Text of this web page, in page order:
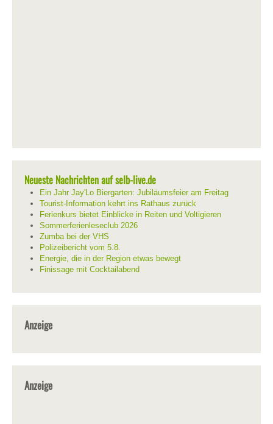
Neueste Nachrichten auf selb-live.de
Ein Jahr Jay'Lo Biergarten: Jubiläumsfeier am Freitag
Tourist-Information kehrt ins Rathaus zurück
Ferienkurs bietet Einblicke in Reiten und Voltigieren
Sommerferienleseclub 2026
Zumba bei der VHS
Polizeibericht vom 5.8.
Energie, die in der Region etwas bewegt
Finissage mit Cocktailabend
Anzeige
Anzeige